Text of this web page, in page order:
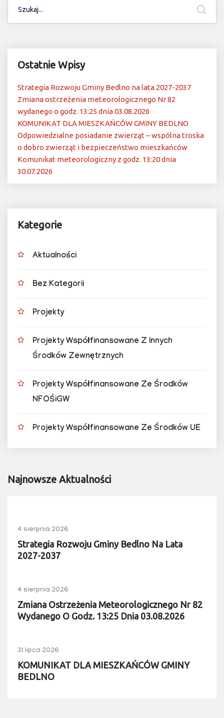
Ostatnie Wpisy
Strategia Rozwoju Gminy Bedlno na lata 2027-2037
Zmiana ostrzeżenia meteorologicznego Nr 82
wydanego o godz. 13:25 dnia 03.08.2026
KOMUNIKAT DLA MIESZKAŃCÓW GMINY BEDLNO
Odpowiedzialne posiadanie zwierząt – wspólna troska
o dobro zwierząt i bezpieczeństwo mieszkańców
Komunikat meteorologiczny z godz. 13:20 dnia
30.07.2026
Kategorie
Aktualności
Bez Kategorii
Projekty
Projekty Współfinansowane Z Innych
Środków Zewnętrznych
Projekty Współfinansowane Ze Środków
NFOŚiGW
Projekty Współfinansowane Ze Środków UE
Najnowsze Aktualności
4 sierpnia 2026
Strategia Rozwoju Gminy Bedlno Na Lata
2027-2037
4 sierpnia 2026
Zmiana Ostrzeżenia Meteorologicznego Nr 82
Wydanego O Godz. 13:25 Dnia 03.08.2026
31 lipca 2026
KOMUNIKAT DLA MIESZKAŃCÓW GMINY
BEDLNO